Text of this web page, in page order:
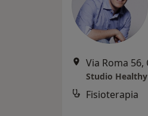
Via Roma 56,
Studio Healthy
Fisioterapia